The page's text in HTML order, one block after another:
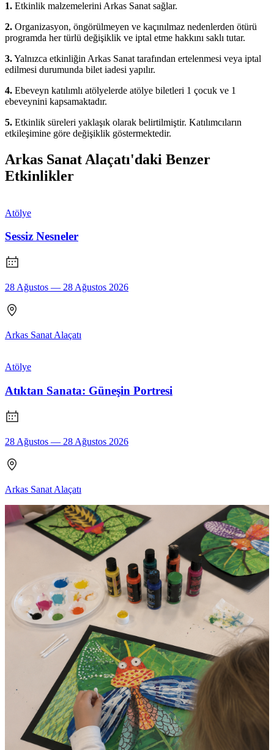
1. Etkinlik malzemelerini Arkas Sanat sağlar.
2. Organizasyon, öngörülmeyen ve kaçınılmaz nedenlerden ötürü
programda her türlü değişiklik ve iptal etme hakkını saklı tutar.
3.Yalnızca etkinliğin Arkas Sanat tarafından ertelenmesi veya iptal
edilmesi durumunda bilet iadesi yapılır.
4. Ebeveyn katılımlı atölyelerde atölye biletleri 1 çocuk ve 1
ebeveynini kapsamaktadır.
5. Etkinlik süreleri yaklaşık olarak belirtilmiştir. Katılımcıların
etkileşimine göre değişiklik göstermektedir.
Arkas Sanat Alaçatı'daki Benzer
Etkinlikler
Atölye
Sessiz Nesneler
28 Ağustos — 28 Ağustos 2026
Arkas Sanat Alaçatı
Atölye
Atıktan Sanata: Güneşin Portresi
28 Ağustos — 28 Ağustos 2026
Arkas Sanat Alaçatı